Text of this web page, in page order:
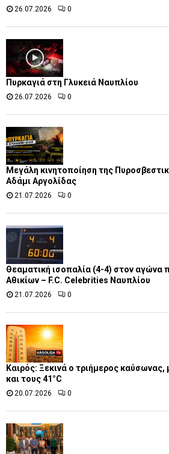
26.07.2026 0
Πυρκαγιά στη Γλυκειά Ναυπλίου
26.07.2026 0
Μεγάλη κινητοποίηση της
Αδάμι Αργολίδας
21.07.2026 0
Θεαματική ισοπαλία (4-4) στον αγώνα
Αθικίων – F.C. Celebrities Ναυπλίου
21.07.2026 0
Καιρός: Ξεκινά ο τριήμερος
και τους 41°C
20.07.2026 0